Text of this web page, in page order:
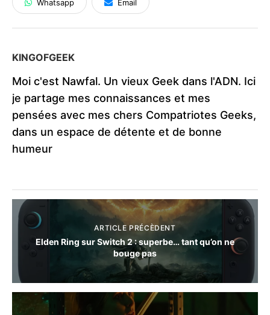
Whatsapp Email
KINGOFGEEK
Moi c'est Nawfal. Un vieux Geek dans l'ADN. Ici
je partage mes connaissances et mes
pensées avec mes chers Compatriotes Geeks,
dans un espace de détente et de bonne
humeur
ARTICLE PRÉCÈDENT
Elden Ring sur Switch 2 : superbe… tant qu’on ne
bouge pas